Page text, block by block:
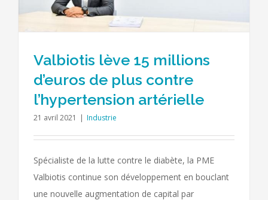
Valbiotis lève 15 millions
d’euros de plus contre
l’hypertension artérielle
21 avril 2021 | Industrie
Spécialiste de la lutte contre le diabète, la PME
Valbiotis continue son développement en bouclant
une nouvelle augmentation de capital par